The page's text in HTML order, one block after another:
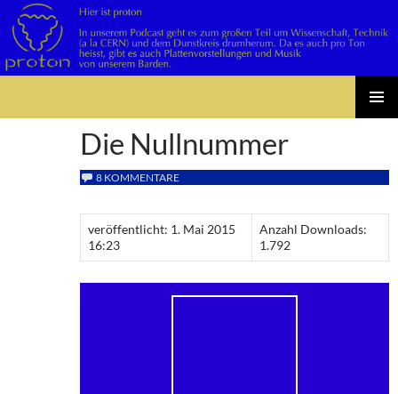
Die Nullnummer
8 KOMMENTARE
veröffentlicht: 1. Mai 2015
16:23
Anzahl Downloads:
1.792